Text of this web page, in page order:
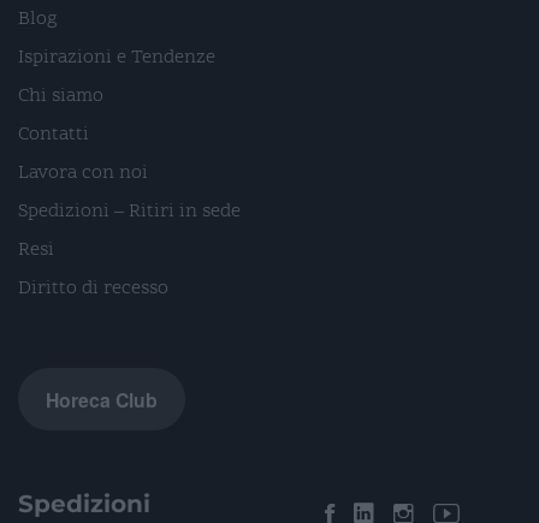
Blog
Ispirazioni e Tendenze
Chi siamo
Contatti
Lavora con noi
Spedizioni – Ritiri in sede
Resi
Diritto di recesso
Horeca Club
Spedizioni